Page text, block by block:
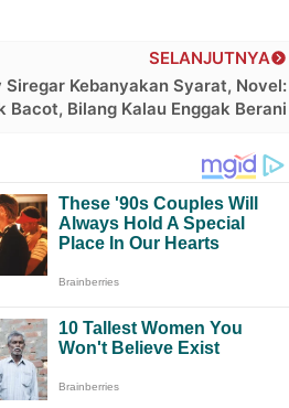
SELANJUTNYA
Siregar Kebanyakan Syarat, Novel:
Bacot, Bilang Kalau Enggak Berani